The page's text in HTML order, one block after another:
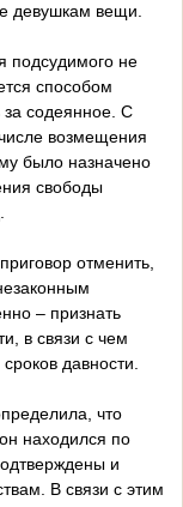
девушкам вещи.
подсудимого не
способом
за содеянное. С
возмещения
было назначено
свободы
отменить,
– признать
в связи с чем
давности.
что
находился по
и
В связи с этим